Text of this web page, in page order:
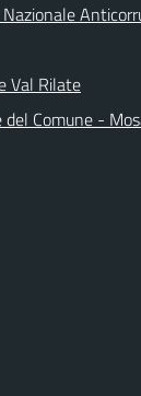
Val Rilate
Comune -